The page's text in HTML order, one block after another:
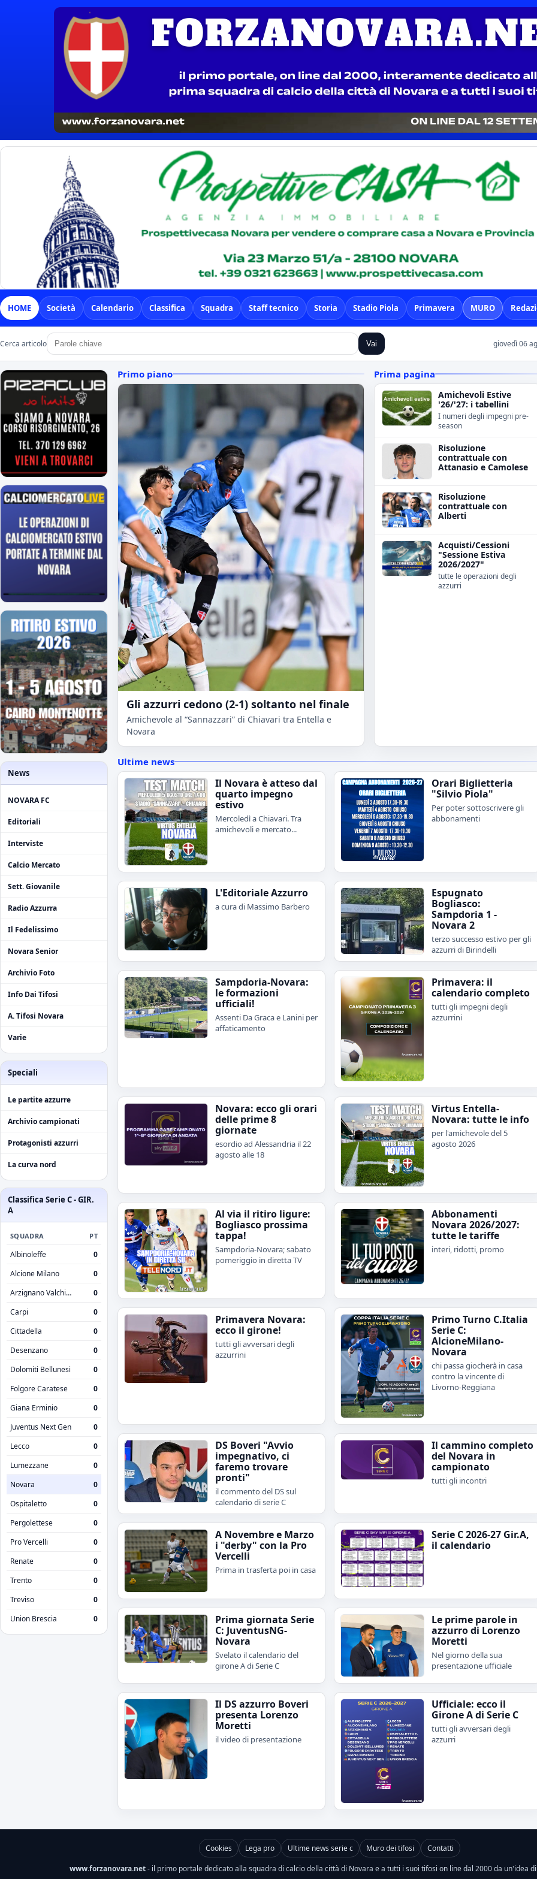
HOME Società Calendario Classifica Squadra Staff tecnico Storia Stadio Piola Primavera MURO
Cerca articolo Vai giovedì 06
News
NOVARA FC
Editoriali
Interviste
Calcio Mercato
Sett. Giovanile
Radio Azzurra
Il Fedelissimo
Novara Senior
Archivio Foto
Info Dai Tifosi
A. Tifosi Novara
Varie
Speciali
Le partite azzurre
Archivio campionati
Protagonisti azzurri
La curva nord
Classifica Serie C - GIR.
A
SQUADRA PT
Albinoleffe
0
Alcione Milano
0
Arzignano Valchiampo
0
Carpi
0
Cittadella
0
Desenzano
0
Dolomiti Bellunesi
0
Folgore Caratese
0
Giana Erminio
0
Juventus Next Gen
0
Lecco
0
Lumezzane
0
Novara
0
Ospitaletto
0
Pergolettese
0
Pro Vercelli
0
Renate
0
Trento
0
Treviso
0
Union Brescia
0
Primo piano
Gli azzurri cedono (2-1) soltanto nel finale
Amichevole al “Sannazzari” di Chiavari tra Entella e
Novara
Prima pagina
Amichevoli Estive
'26/'27: i tabellini
I numeri degli impegni pre-
season
Risoluzione
contrattuale con
Attanasio e Camolese
Risoluzione
contrattuale con
Alberti
Acquisti/Cessioni
"Sessione Estiva
2026/2027"
tutte le operazioni degli
azzurri
Ultime news
Il Novara è atteso dal
quarto impegno
estivo
Mercoledì a Chiavari. Tra
amichevoli e mercato...
Orari Biglietteria
"Silvio Piola"
Per poter sottoscrivere gli
abbonamenti
L'Editoriale Azzurro
a cura di Massimo Barbero
Espugnato
Bogliasco:
Sampdoria 1 -
Novara 2
terzo successo estivo per gli
azzurri di Birindelli
Sampdoria-Novara:
le formazioni
ufficiali!
Assenti Da Graca e Lanini per
affaticamento
Primavera: il
calendario completo
tutti gli impegni degli
azzurrini
Novara: ecco gli orari
delle prime 8
giornate
esordio ad Alessandria il 22
agosto alle 18
Virtus Entella-
Novara: tutte le info
per l'amichevole del 5
agosto 2026
Al via il ritiro ligure:
Bogliasco prossima
tappa!
Sampdoria-Novara; sabato
pomeriggio in diretta TV
Abbonamenti
Novara 2026/2027:
tutte le tariffe
interi, ridotti, promo
Primavera Novara:
ecco il girone!
tutti gli avversari degli
azzurrini
Primo Turno C.Italia
Serie C:
AlcioneMilano-
Novara
chi passa giocherà in casa
contro la vincente di
Livorno-Reggiana
DS Boveri "Avvio
impegnativo, ci
faremo trovare
pronti"
il commento del DS sul
calendario di serie C
Il cammino completo
del Novara in
campionato
tutti gli incontri
A Novembre e Marzo
i "derby" con la Pro
Vercelli
Prima in trasferta poi in casa
Serie C 2026-27 Gir.A,
il calendario
Prima giornata Serie
C: JuventusNG-
Novara
Svelato il calendario del
girone A di Serie C
Le prime parole in
azzurro di Lorenzo
Moretti
Nel giorno della sua
presentazione ufficiale
Il DS azzurro Boveri
presenta Lorenzo
Moretti
il video di presentazione
Ufficiale: ecco il
Girone A di Serie C
tutti gli avversari degli
azzurri
Cookies Lega pro Ultime news serie c Muro dei tifosi
Contatti
www.forzanovara.net- il primo portale dedicato alla squadra di calcio della città di Novara e a tutti i suoi tifosi on line dal 2000 da un'idea di